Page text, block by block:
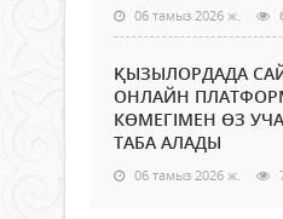
06 тамыз 2026 ж.
ҚЫЗЫЛОРДАДА
ОНЛАЙН
КӨМЕГІМЕН ӨЗ
ТАБА АЛАДЫ
06 тамыз 2026 ж.